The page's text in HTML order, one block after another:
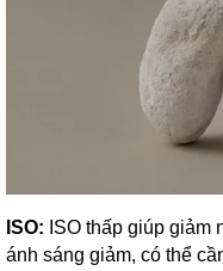
ISO: ISO thấp giúp giảm
ánh sáng giảm, có thể